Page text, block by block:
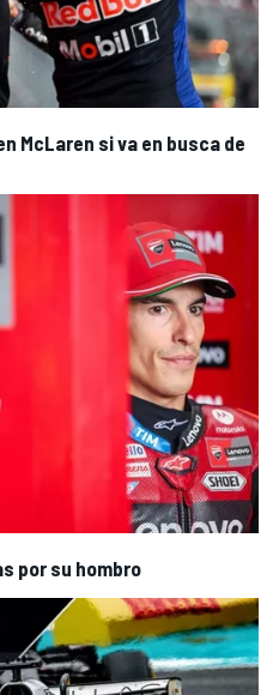
McLaren si va en busca de
por su hombro